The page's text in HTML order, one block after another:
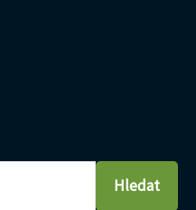
Hledat